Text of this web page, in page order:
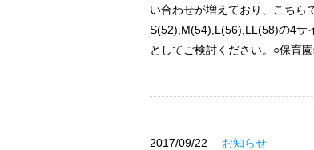
い合わせが増えており、こちら
S(52),M(54),L(56),LL(58)の4サ
としてご検討ください。○保育園
2017/09/22 お知らせ